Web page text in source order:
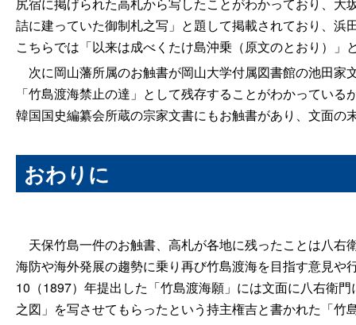
詰に建っていた御制札之写」と題して掲載されており、
こちらでは「以来は成べくたけ島沖乗（原文のとおり）」
次に岡山藩所属のお触書が岡山大学付属図書館の池田家
「竹島渡海禁止の達」として残存することがわかってい
韓国国史編纂会所蔵の宗家文書にもお触書があり、文面
おわりに
天保竹島一件のお触書、高札が各地に残ったことは八右
海防や海外発展の趨勢に乗り再び竹島渡海を目指す意見
10（1897）年提出した「竹島渡海願」には文面に八右衛
之図」を写させてもらったという持主権吉と書かれた「竹